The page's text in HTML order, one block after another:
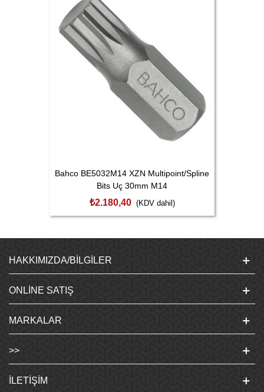
Bahco BE5032M14 XZN Multipoint/Spline
Bits Uç 30mm M14
₺2.180,40 (KDV dahil)
HAKKIMIZDA/BILGILER
ONLINE SATIŞ
MARKALAR
>>
İLETIŞIM